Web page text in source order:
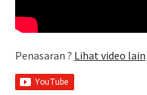
Penasaran ? Lihat video lain